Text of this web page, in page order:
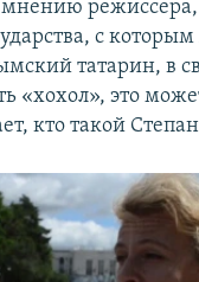
режиссера,
с
татарин, в
«хохол», это
кто такой